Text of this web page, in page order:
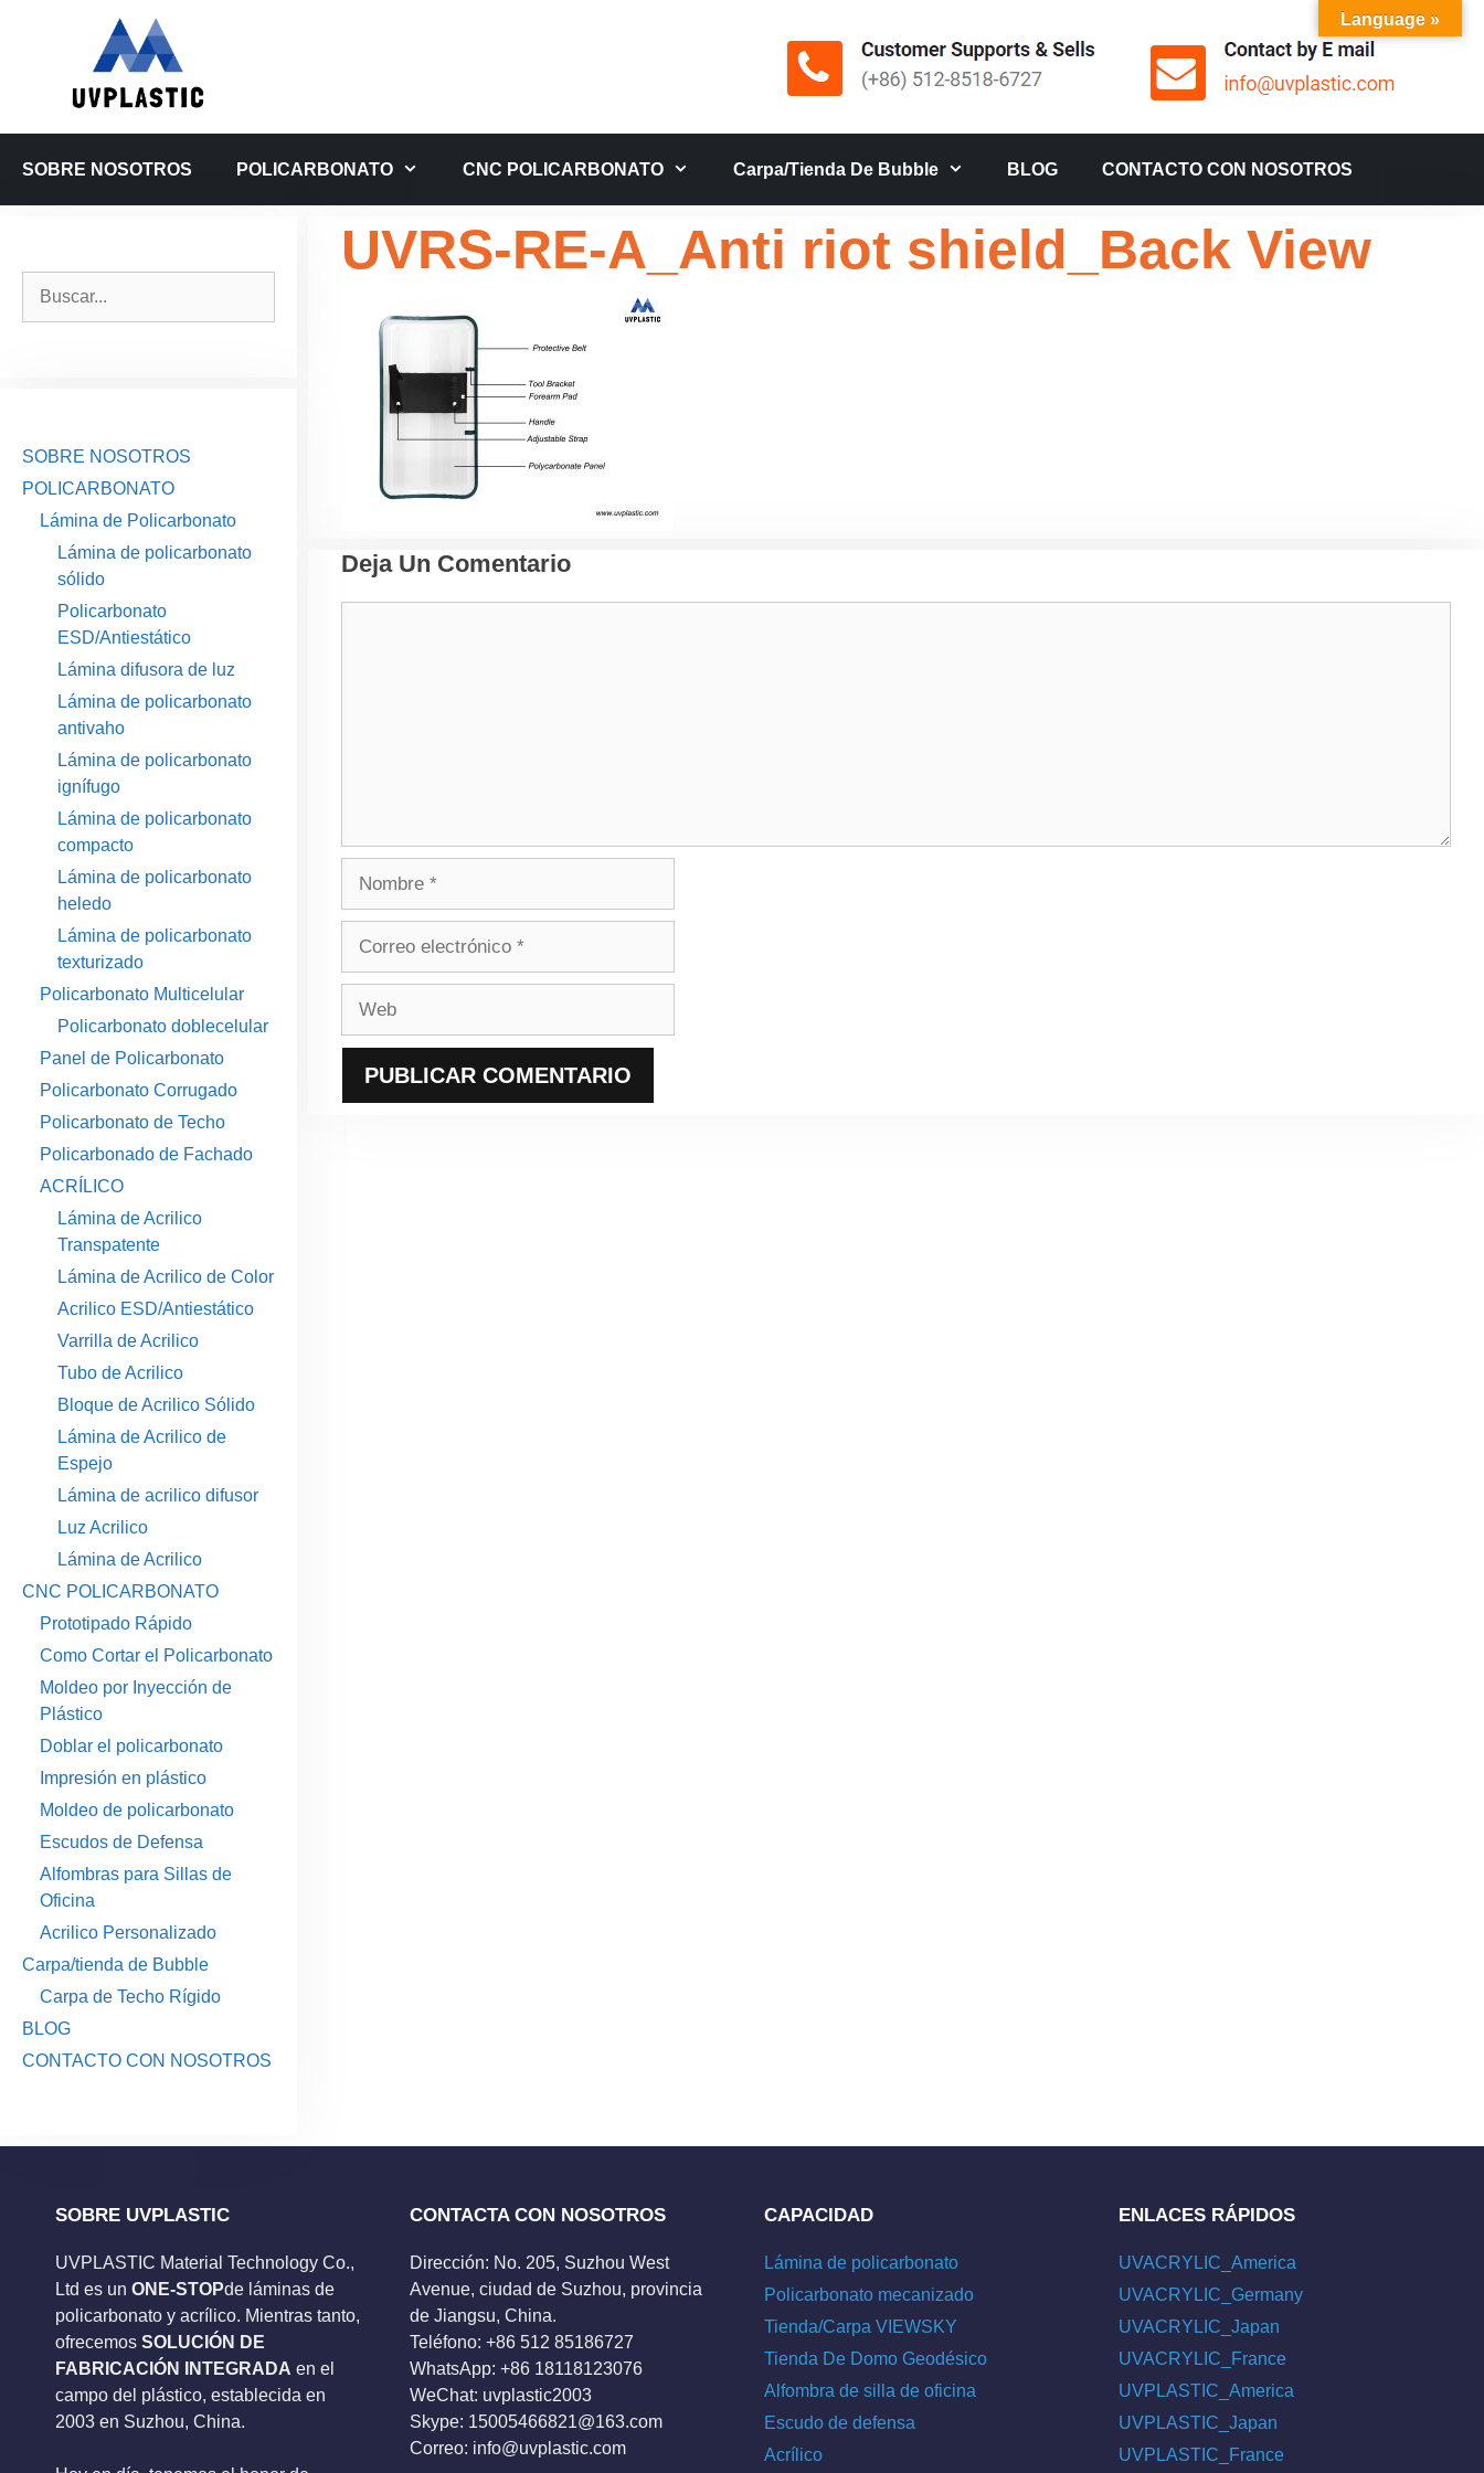
SOBRE NOSOTROS POLICARBONATO CNC POLICARBONATO Carpa/tienda De Bubble BLOG CONTACTO CON NOSOTROS
UVRS-RE-A_Anti riot shield_Back View
Deja Un Comentario
SOBRE NOSOTROS
POLICARBONATO
Lámina de Policarbonato
Lámina de policarbonato
sólido
Policarbonato
ESD/Antiestático
Lámina difusora de luz
Lámina de policarbonato
antivaho
Lámina de policarbonato
ignífugo
Lámina de policarbonato
compacto
Lámina de policarbonato
heledo
Lámina de policarbonato
texturizado
Policarbonato Multicelular
Policarbonato doblecelular
Panel de Policarbonato
Policarbonato Corrugado
Policarbonato de Techo
Policarbonado de Fachado
ACRÍLICO
Lámina de Acrilico
Transpatente
Lámina de Acrilico de Color
Acrilico ESD/Antiestático
Varrilla de Acrilico
Tubo de Acrilico
Bloque de Acrilico Sólido
Lámina de Acrilico de
Espejo
Lámina de acrilico difusor
Luz Acrilico
Lámina de Acrilico
CNC POLICARBONATO
Prototipado Rápido
Como Cortar el Policarbonato
Moldeo por Inyección de
Plástico
Doblar el policarbonato
Impresión en plástico
Moldeo de policarbonato
Escudos de Defensa
Alfombras para Sillas de
Oficina
Acrilico Personalizado
Carpa/tienda de Bubble
Carpa de Techo Rígido
BLOG
CONTACTO CON NOSOTROS
SOBRE UVPLASTIC
UVPLASTIC Material Technology Co.,
Ltd es un ONE-STOPde láminas de
policarbonato y acrílico. Mientras tanto,
ofrecemos SOLUCIÓN DE
FABRICACIÓN INTEGRADA en el
campo del plástico, establecida en
2003 en Suzhou, China.
CONTACTA CON NOSOTROS
Dirección: No. 205, Suzhou West
Avenue, ciudad de Suzhou, provincia
de Jiangsu, China.
Teléfono: +86 512 85186727
WhatsApp: +86 18118123076
WeChat: uvplastic2003
Skype: 15005466821@163.com
Correo: info@uvplastic.com
CAPACIDAD
Lámina de policarbonato
Policarbonato mecanizado
Tienda/Carpa VIEWSKY
Tienda De Domo Geodésico
Alfombra de silla de oficina
Escudo de defensa
Acrílico
ENLACES RÁPIDOS
UVACRYLIC_America
UVACRYLIC_Germany
UVACRYLIC_Japan
UVACRYLIC_France
UVPLASTIC_America
UVPLASTIC_Japan
UVPLASTIC_France
Language »